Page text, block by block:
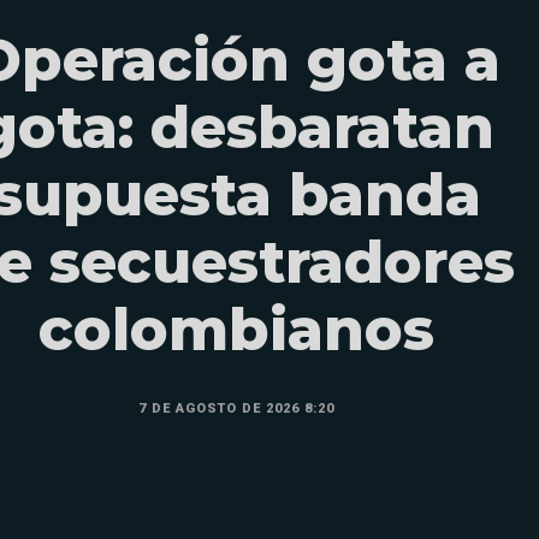
gota a
desbaratan
banda
secuestradores
colombianos
7 DE AGOSTO DE 2026 8:20